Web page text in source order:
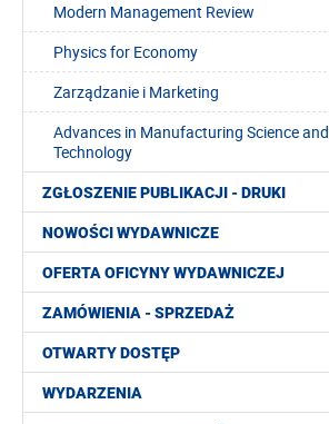
Modern Management Review
Physics for Economy
Zarządzanie i Marketing
Advances in Manufacturing Science and
Technology
ZGŁOSZENIE PUBLIKACJI - DRUKI
NOWOŚCI WYDAWNICZE
OFERTA OFICYNY WYDAWNICZEJ
ZAMÓWIENIA - SPRZEDAŻ
OTWARTY DOSTĘP
WYDARZENIA